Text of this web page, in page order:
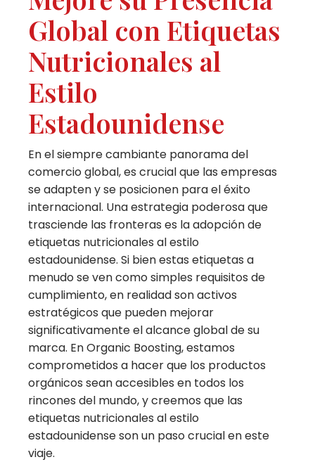
Global con Etiquetas
Nutricionales al
Estilo
Estadounidense
En el siempre cambiante panorama del
comercio global, es crucial que las empresas
se adapten y se posicionen para el éxito
internacional. Una estrategia poderosa que
trasciende las fronteras es la adopción de
etiquetas nutricionales al estilo
estadounidense. Si bien estas etiquetas a
menudo se ven como simples requisitos de
cumplimiento, en realidad son activos
estratégicos que pueden mejorar
significativamente el alcance global de su
marca. En Organic Boosting, estamos
comprometidos a hacer que los productos
orgánicos sean accesibles en todos los
rincones del mundo, y creemos que las
etiquetas nutricionales al estilo
estadounidense son un paso crucial en este
viaje.